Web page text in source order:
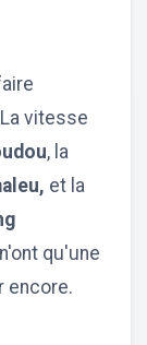
vitesse
, la
et la
qu'une
encore.